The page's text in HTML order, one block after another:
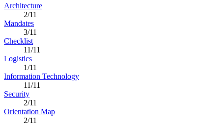
Architecture
2/11
Mandates
3/11
Checklist
11/11
Logistics
1/11
Information Technology
11/11
Security
2/11
Orientation Map
2/11